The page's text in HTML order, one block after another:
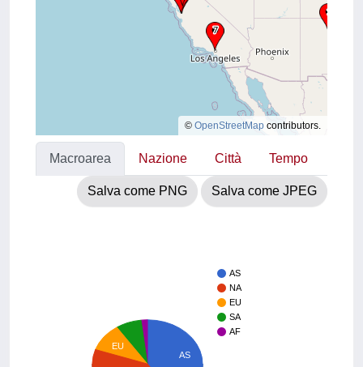
© OpenStreetMap contributors.
Macroarea Nazione Città Tempo
Salva come PNG Salva come JPEG
AS
NA
EU
SA
AF
AS
EU